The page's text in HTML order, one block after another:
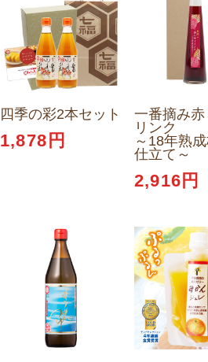
四季の彩2本セット
1,878円
一番摘み
リンク
～18年熟
仕立て～
2,916円